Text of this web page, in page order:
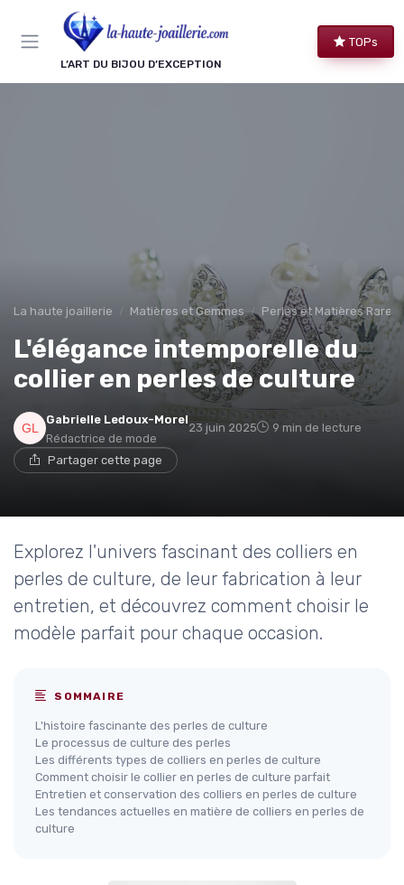
L’ART DU BIJOU D’EXCEPTION
TOPs
La haute joaillerie Matières et Gemmes Perles et Matières Rares
L'élégance intemporelle du
collier en perles de culture
Gabrielle Ledoux-Morel
Rédactrice de mode
23 juin 2025 9 min de lecture
Partager cette page
Explorez l'univers fascinant des colliers en
perles de culture, de leur fabrication à leur
entretien, et découvrez comment choisir le
modèle parfait pour chaque occasion.
SOMMAIRE
L'histoire fascinante des perles de culture
Le processus de culture des perles
Les différents types de colliers en perles de culture
Comment choisir le collier en perles de culture parfait
Entretien et conservation des colliers en perles de culture
Les tendances actuelles en matière de colliers en perles de
culture
Panneau de gestion des cookies